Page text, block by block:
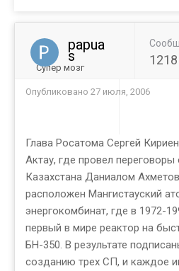
papua
s
Супер мозг
1218
Опубликовано 27 июля, 2006
Глава Росатома Сергей
Актау, где провел
Казахстана Даниалом
расположен Мангистауский
энергокомбинат, где в 1972-
первый в мире реактор на
БН-350. В результате
созданию трех СП, и каждое